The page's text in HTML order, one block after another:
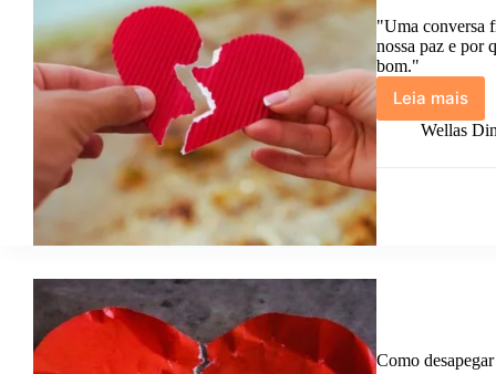
sua
vida.
"Uma conversa
nossa paz e por
bom."
Leia mais
Nem
todo
tóxico
Wellas
Como